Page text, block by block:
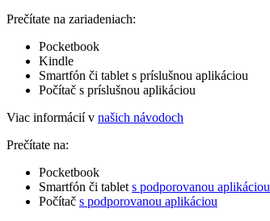
Prečítate na zariadeniach:
Pocketbook
Kindle
Smartfón či tablet s príslušnou aplikáciou
Počítač s príslušnou aplikáciou
Viac informácií v našich návodoch
Prečítate na:
Pocketbook
Smartfón či tablet s podporovanou aplikáciou
Počítač s podporovanou aplikáciou